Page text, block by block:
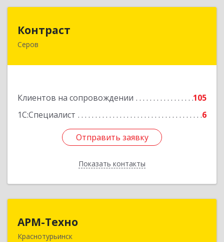
Контраст
Серов
Клиентов на сопровождении
105
1С:Специалист
6
Отправить заявку
Показать контакты
624993, Свердловская обл, Серов г, Ленина ул,
Отправить заявку
Назад
АРМ-Техно
Краснотурьинск
624447, Свердловская обл, Краснотурьинск г,